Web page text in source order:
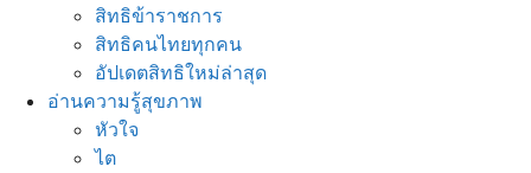
สิทธิข้าราชการ
สิทธิคนไทยทุกคน
อัปเดตสิทธิใหม่ล่าสุด
อ่านความรู้สุขภาพ
หัวใจ
ไต